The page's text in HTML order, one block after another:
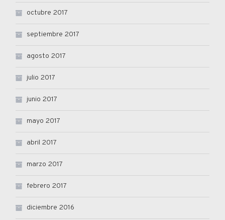
octubre 2017
septiembre 2017
agosto 2017
julio 2017
junio 2017
mayo 2017
abril 2017
marzo 2017
febrero 2017
diciembre 2016